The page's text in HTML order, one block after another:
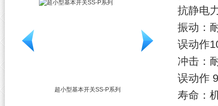
车载基本用开关D2AW系列 超小型基本开关D3M
抗静电
振动：
误动作
冲击：
误动作
寿命：